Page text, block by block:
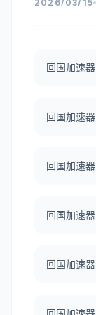
2026/03/15
回国加速器
回国加速器
回国加速器
回国加速器
回国加速器